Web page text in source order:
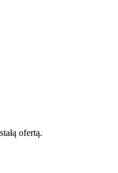
ofertą.